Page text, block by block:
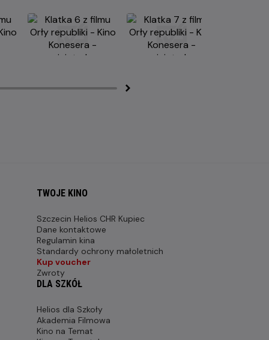
TWOJE KINO
Szczecin Helios CHR Kupiec
Dane kontaktowe
Regulamin kina
Standardy ochrony małoletnich
Kup voucher
Zwroty
DLA SZKÓŁ
Helios dla Szkoły
Akademia Filmowa
Kino na Temat